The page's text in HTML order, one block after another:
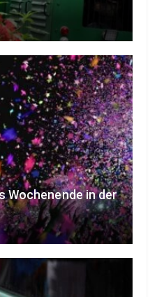
Wochenende in der